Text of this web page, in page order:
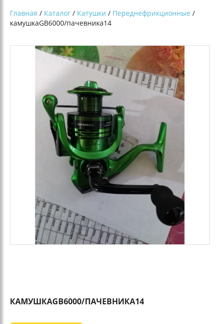
Главная / Каталог / Катушки / Переднефрикционные /
камушкаGВ6000/пачевника14
КАМУШКАGВ6000/ПАЧЕВНИКА14